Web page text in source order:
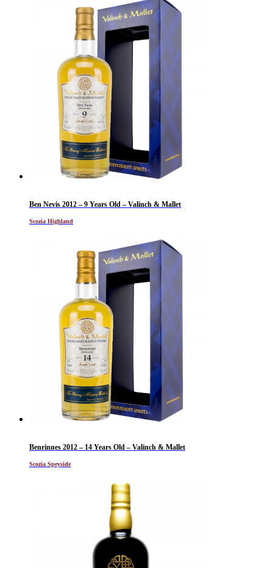
Ben Nevis 2012 – 9 Years Old – Valinch & Mallet
Scozia Highland
Benrinnes 2012 – 14 Years Old – Valinch & Mallet
Scozia Speyside